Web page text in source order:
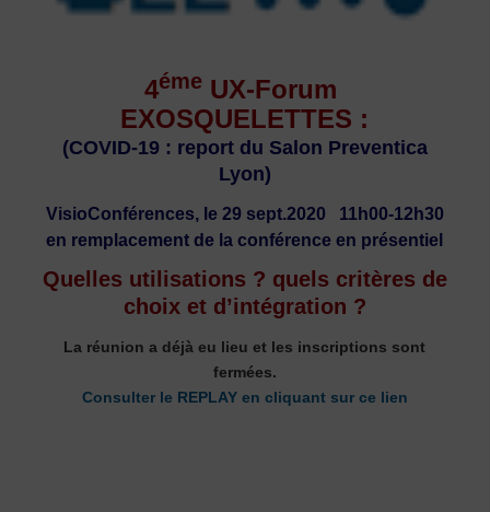
4éme UX-Forum
EXOSQUELETTES :
(COVID-19 : report du Salon Preventica
Lyon)
VisioConférences, le 29 sept.2020 11h00-12h30
en remplacement de la conférence en présentiel
Quelles utilisations ? quels critères de
choix et d’intégration ?
La réunion a déjà eu lieu et les inscriptions sont
fermées.
Consulter le REPLAY en cliquant sur ce lien